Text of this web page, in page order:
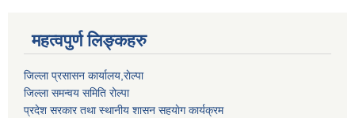
महत्वपुर्ण लिङ्कहरु
जिल्ला प्रसासन कार्यालय,राेल्पा
जिल्ला समन्वय समिति रोल्पा
प्रदेश सरकार तथा स्थानीय शासन सहयाेग कार्यक्रम